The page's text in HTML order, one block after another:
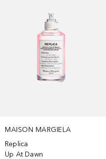
MAISON MARGIELA
Replica
Up At Dawn